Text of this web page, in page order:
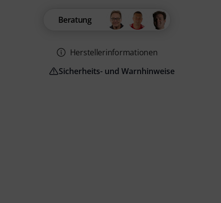
Beratung
Herstellerinformationen
Sicherheits- und Warnhinweise